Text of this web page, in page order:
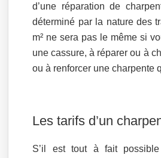
d’une réparation de
déterminé par la nature des
m² ne sera pas le même si
une cassure, à réparer ou à
ou à renforcer une charpente
Les tarifs d’un
S’il est tout à fait